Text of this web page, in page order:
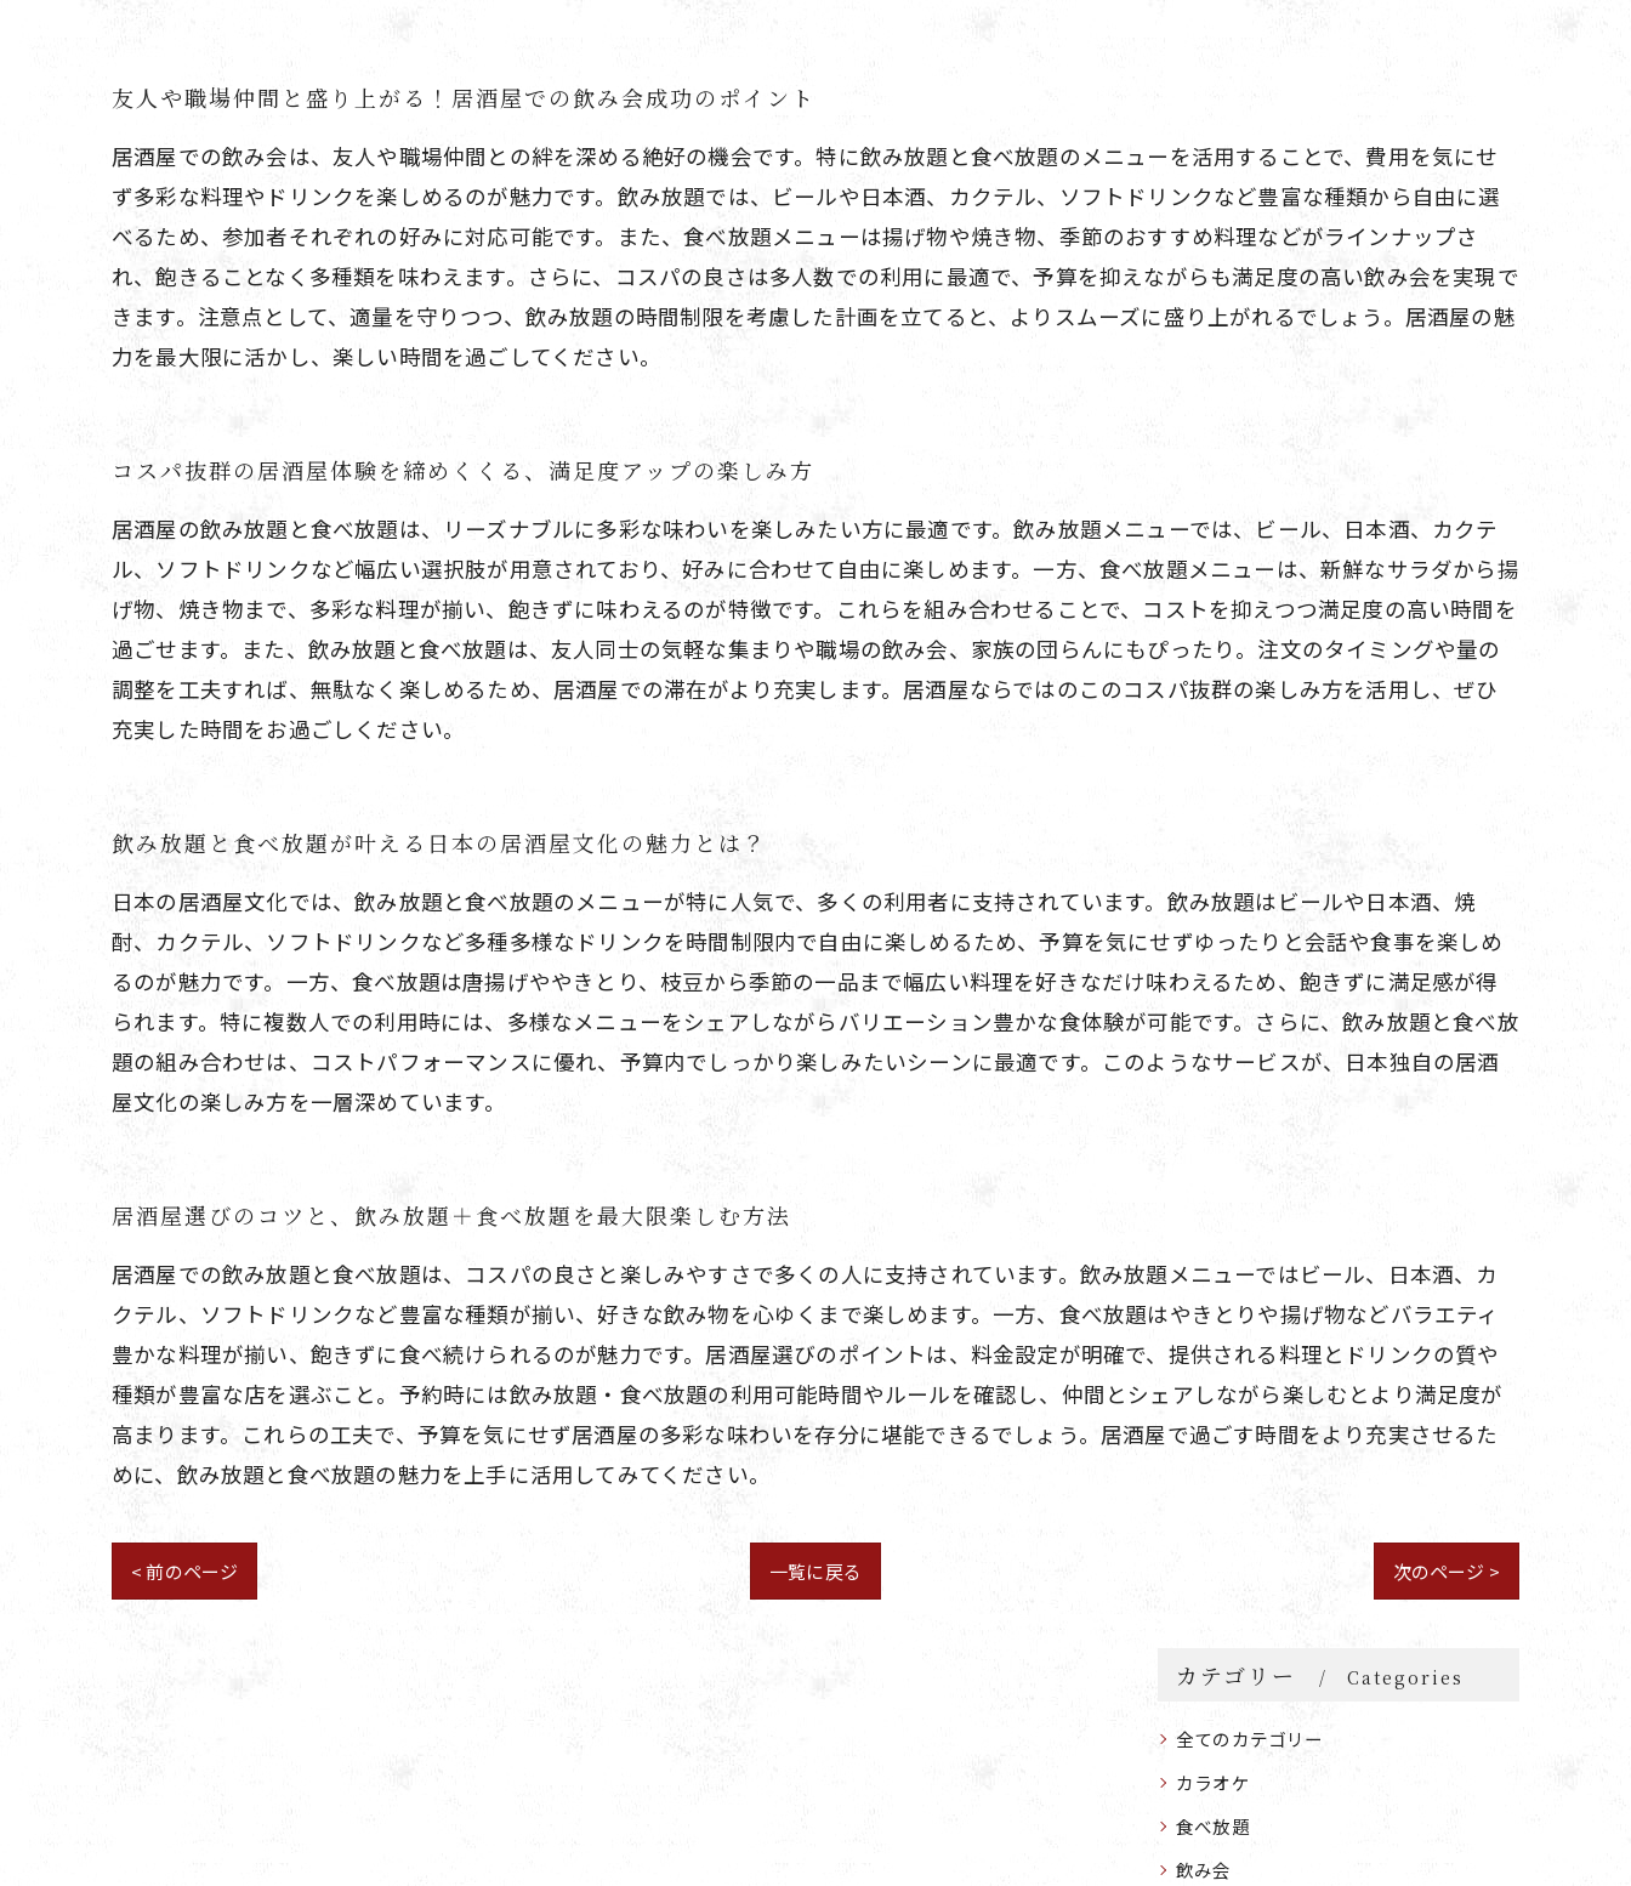
友人や職場仲間と盛り上がる！居酒屋での飲み会成功のポイント
居酒屋での飲み会は、友人や職場仲間との絆を深める絶好の機会です。特に飲み放題と食べ放題のメニューを活用することで、費用を気にせ
ず多彩な料理やドリンクを楽しめるのが魅力です。飲み放題では、ビールや日本酒、カクテル、ソフトドリンクなど豊富な種類から自由に選
べるため、参加者それぞれの好みに対応可能です。また、食べ放題メニューは揚げ物や焼き物、季節のおすすめ料理などがラインナップさ
れ、飽きることなく多種類を味わえます。さらに、コスパの良さは多人数での利用に最適で、予算を抑えながらも満足度の高い飲み会を実現で
きます。注意点として、適量を守りつつ、飲み放題の時間制限を考慮した計画を立てると、よりスムーズに盛り上がれるでしょう。居酒屋の魅
力を最大限に活かし、楽しい時間を過ごしてください。
コスパ抜群の居酒屋体験を締めくくる、満足度アップの楽しみ方
居酒屋の飲み放題と食べ放題は、リーズナブルに多彩な味わいを楽しみたい方に最適です。飲み放題メニューでは、ビール、日本酒、カクテ
ル、ソフトドリンクなど幅広い選択肢が用意されており、好みに合わせて自由に楽しめます。一方、食べ放題メニューは、新鮮なサラダから揚
げ物、焼き物まで、多彩な料理が揃い、飽きずに味わえるのが特徴です。これらを組み合わせることで、コストを抑えつつ満足度の高い時間を
過ごせます。また、飲み放題と食べ放題は、友人同士の気軽な集まりや職場の飲み会、家族の団らんにもぴったり。注文のタイミングや量の
調整を工夫すれば、無駄なく楽しめるため、居酒屋での滞在がより充実します。居酒屋ならではのこのコスパ抜群の楽しみ方を活用し、ぜひ
充実した時間をお過ごしください。
飲み放題と食べ放題が叶える日本の居酒屋文化の魅力とは？
日本の居酒屋文化では、飲み放題と食べ放題のメニューが特に人気で、多くの利用者に支持されています。飲み放題はビールや日本酒、焼
酎、カクテル、ソフトドリンクなど多種多様なドリンクを時間制限内で自由に楽しめるため、予算を気にせずゆったりと会話や食事を楽しめ
るのが魅力です。一方、食べ放題は唐揚げややきとり、枝豆から季節の一品まで幅広い料理を好きなだけ味わえるため、飽きずに満足感が得
られます。特に複数人での利用時には、多様なメニューをシェアしながらバリエーション豊かな食体験が可能です。さらに、飲み放題と食べ放
題の組み合わせは、コストパフォーマンスに優れ、予算内でしっかり楽しみたいシーンに最適です。このようなサービスが、日本独自の居酒
屋文化の楽しみ方を一層深めています。
居酒屋選びのコツと、飲み放題＋食べ放題を最大限楽しむ方法
居酒屋での飲み放題と食べ放題は、コスパの良さと楽しみやすさで多くの人に支持されています。飲み放題メニューではビール、日本酒、カ
クテル、ソフトドリンクなど豊富な種類が揃い、好きな飲み物を心ゆくまで楽しめます。一方、食べ放題はやきとりや揚げ物などバラエティ
豊かな料理が揃い、飽きずに食べ続けられるのが魅力です。居酒屋選びのポイントは、料金設定が明確で、提供される料理とドリンクの質や
種類が豊富な店を選ぶこと。予約時には飲み放題・食べ放題の利用可能時間やルールを確認し、仲間とシェアしながら楽しむとより満足度が
高まります。これらの工夫で、予算を気にせず居酒屋の多彩な味わいを存分に堪能できるでしょう。居酒屋で過ごす時間をより充実させるた
めに、飲み放題と食べ放題の魅力を上手に活用してみてください。
< 前のページ 一覧に戻る 次のページ >
カテゴリー Categories
全てのカテゴリー
カラオケ
食べ放題
飲み会